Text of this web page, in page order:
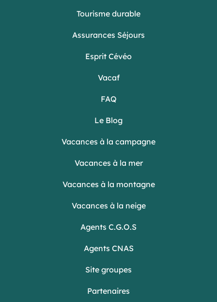
Tourisme durable
Assurances Séjours
Esprit Cévéo
Vacaf
FAQ
Le Blog
Vacances à la campagne
Vacances à la mer
Vacances à la montagne
Vacances à la neige
Agents C.G.O.S
Agents CNAS
Site groupes
Partenaires